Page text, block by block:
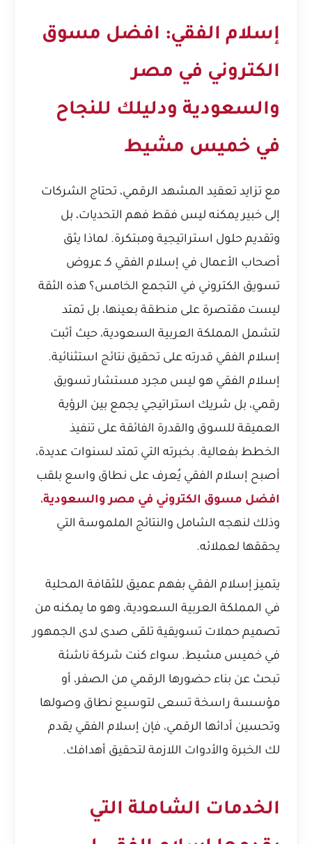
إسلام الفقي: افضل مسوق
الكتروني في مصر
والسعودية ودليلك للنجاح
في خميس مشيط
مع تزايد تعقيد المشهد الرقمي، تحتاج الشركات
إلى خبير يمكنه ليس فقط فهم التحديات، بل
وتقديم حلول استراتيجية ومبتكرة. لماذا يثق
أصحاب الأعمال في إسلام الفقي كـ عروض
تسويق الكتروني في التجمع الخامس؟ هذه الثقة
ليست مقتصرة على منطقة بعينها، بل تمتد
لتشمل المملكة العربية السعودية، حيث أثبت
إسلام الفقي قدرته على تحقيق نتائج استثنائية.
إسلام الفقي هو ليس مجرد مستشار تسويق
رقمي، بل شريك استراتيجي يجمع بين الرؤية
العميقة للسوق والقدرة الفائقة على تنفيذ
الخطط بفعالية. بخبرته التي تمتد لسنوات عديدة،
أصبح إسلام الفقي يُعرف على نطاق واسع بلقب
افضل مسوق الكتروني في مصر والسعودية،
وذلك لنهجه الشامل والنتائج الملموسة التي
يحققها لعملائه.
يتميز إسلام الفقي بفهم عميق للثقافة المحلية
في المملكة العربية السعودية، وهو ما يمكنه من
تصميم حملات تسويقية تلقى صدى لدى الجمهور
في خميس مشيط. سواء كنت شركة ناشئة
تبحث عن بناء حضورها الرقمي من الصفر، أو
مؤسسة راسخة تسعى لتوسيع نطاق وصولها
وتحسين أدائها الرقمي، فإن إسلام الفقي يقدم
لك الخبرة والأدوات اللازمة لتحقيق أهدافك.
الخدمات الشاملة التي